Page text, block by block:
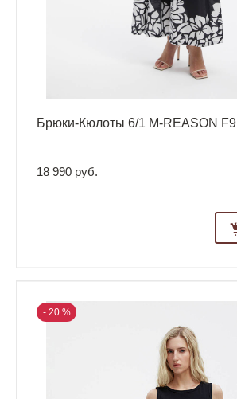
Брюки-Кюлоты 6/1 M-REASON
18 990 руб.
- 20 %